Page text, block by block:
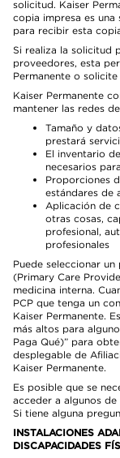
solicitud. Kaiser
copia impresa es
para recibir esta
Si realiza la solicitud
proveedores, esta
Permanente o
Kaiser Permanente
mantener las redes
Tamaño y
prestará
El inventario
necesarios
Proporciones
estándares de
Aplicación de
otras cosas,
profesional,
profesionales
Puede seleccionar
(Primary Care
medicina interna.
PCP que tenga un
Kaiser Permanente.
más altos para
Paga Qué)” para
desplegable de
Kaiser Permanente.
Es posible que se
acceder a algunos
Si tiene alguna
INSTALACIONES
DISCAPACIDADES